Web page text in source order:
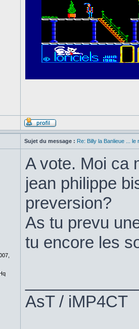
Sujet du message : Re: Billy la Banlieue ... le
A vote. Moi ca
jean philippe
preversion?
As tu prevu
tu encore les
AsT / iMP4CT